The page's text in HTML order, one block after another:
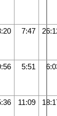
7:47
5:51
11:09